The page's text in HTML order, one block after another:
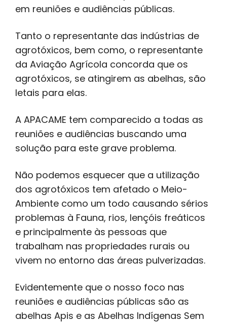
em reuniões e audiências públicas.
Tanto o representante das indústrias de
agrotóxicos, bem como, o representante
da Aviação Agrícola concorda que os
agrotóxicos, se atingirem as abelhas, são
letais para elas.
A APACAME tem comparecido a todas as
reuniões e audiências buscando uma
solução para este grave problema.
Não podemos esquecer que a utilização
dos agrotóxicos tem afetado o Meio-
Ambiente como um todo causando sérios
problemas à Fauna, rios, lençóis freáticos
e principalmente às pessoas que
trabalham nas propriedades rurais ou
vivem no entorno das áreas pulverizadas.
Evidentemente que o nosso foco nas
reuniões e audiências públicas são as
abelhas Apis e as Abelhas Indígenas Sem